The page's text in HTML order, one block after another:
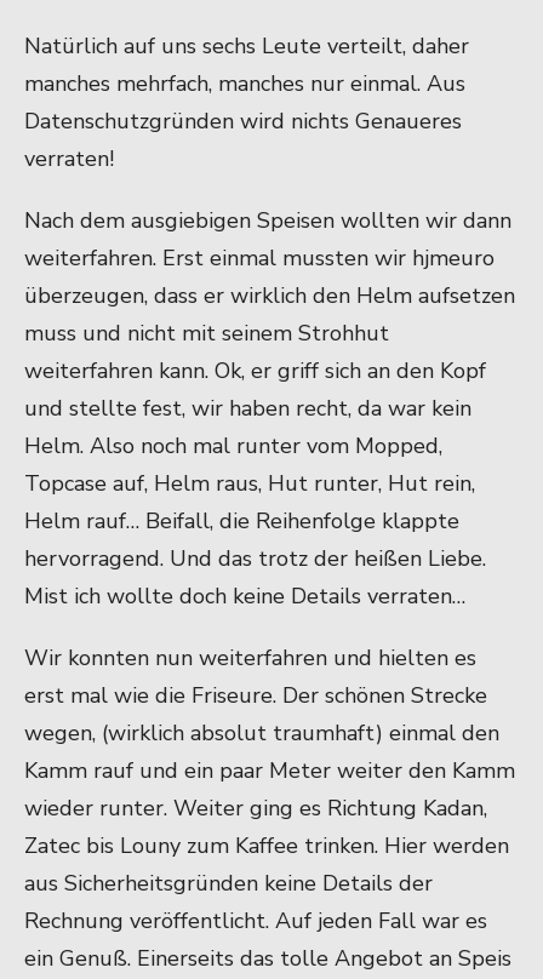
Natürlich auf uns sechs Leute verteilt, daher
manches mehrfach, manches nur einmal. Aus
Datenschutzgründen wird nichts Genaueres
verraten!
Nach dem ausgiebigen Speisen wollten wir dann
weiterfahren. Erst einmal mussten wir hjmeuro
überzeugen, dass er wirklich den Helm aufsetzen
muss und nicht mit seinem Strohhut
weiterfahren kann. Ok, er griff sich an den Kopf
und stellte fest, wir haben recht, da war kein
Helm. Also noch mal runter vom Mopped,
Topcase auf, Helm raus, Hut runter, Hut rein,
Helm rauf… Beifall, die Reihenfolge klappte
hervorragend. Und das trotz der heißen Liebe.
Mist ich wollte doch keine Details verraten…
Wir konnten nun weiterfahren und hielten es
erst mal wie die Friseure. Der schönen Strecke
wegen, (wirklich absolut traumhaft) einmal den
Kamm rauf und ein paar Meter weiter den Kamm
wieder runter. Weiter ging es Richtung Kadan,
Zatec bis Louny zum Kaffee trinken. Hier werden
aus Sicherheitsgründen keine Details der
Rechnung veröffentlicht. Auf jeden Fall war es
ein Genuß. Einerseits das tolle Angebot an Speis